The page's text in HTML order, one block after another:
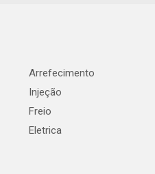
Arrefecimento
Injeção
Freio
Eletrica